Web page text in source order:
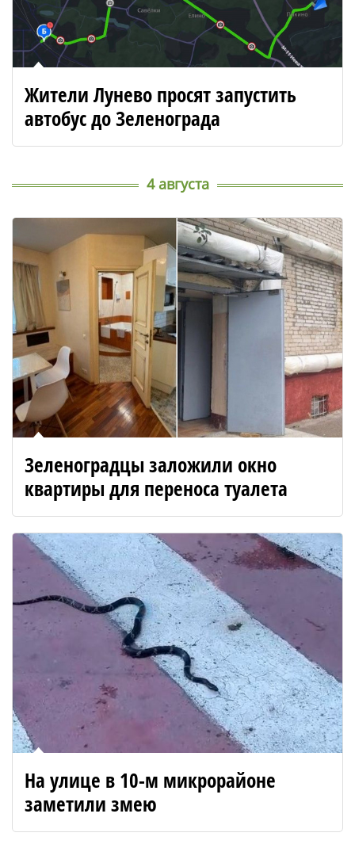
Жители Лунево просят запустить
автобус до Зеленограда
4 августа
Зеленоградцы заложили окно
квартиры для переноса туалета
На улице в 10-м микрорайоне
заметили змею